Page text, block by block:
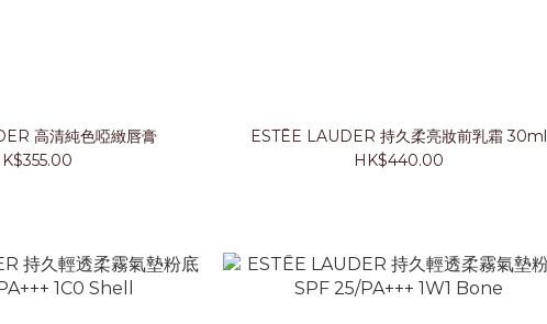
高清純色啞緻唇膏
ESTĒE LAUDER 持久柔亮妝前乳霜 30ml
HK$440.00